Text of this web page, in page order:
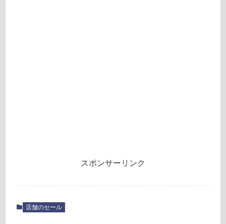
スポンサーリンク
店舗のセール